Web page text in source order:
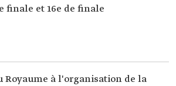
finale et 16e de finale
Royaume à l'organisation de la